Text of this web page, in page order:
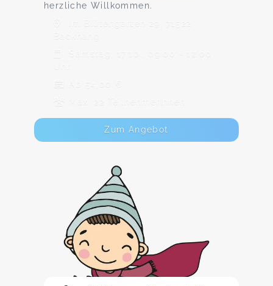
herzliche Willkommen.
Im Blütengarten 29, 71522
Samstag, 17.10., 09:00 - 12:00
Ab 54,00 €
Max. 22 TeilnehmerInnen
Zum Angebot